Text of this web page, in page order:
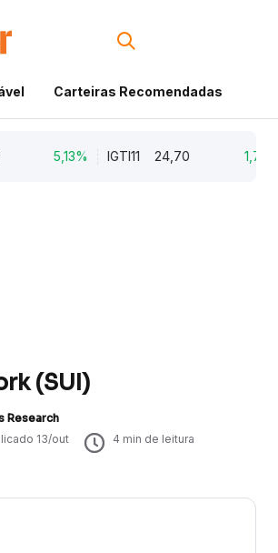
Carteiras Recomendadas
5,13% IGTI11 24,70 1,77%
(SUI)
Research
13/out 4 min de leitura